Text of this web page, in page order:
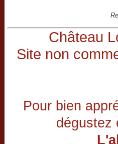
Château
Site non
Pour bien
dégustez